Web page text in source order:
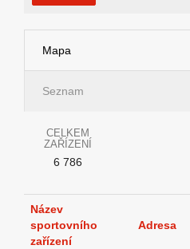
Mapa
Seznam
CELKEM
ZAŘÍZENÍ
6 786
Název
sportovního
zařízení
Adresa